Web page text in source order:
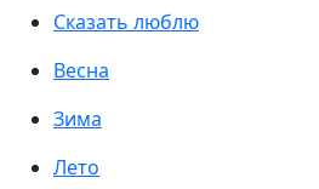
Сказать люблю
Весна
Зима
Лето